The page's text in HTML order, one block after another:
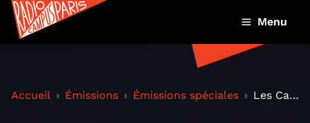
Menu
Accueil Émissions Émissions spéciales Les Cartes Postales de Radio Campus Paris : Ève et...